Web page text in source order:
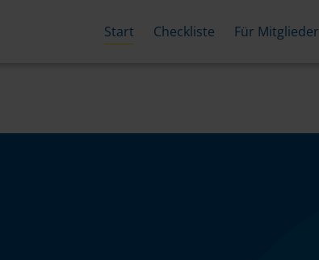
Start Checkliste Für Mitglieder